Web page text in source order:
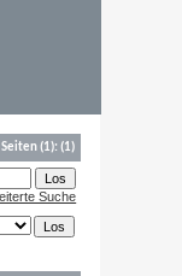
Seiten(1):(1)
Suche